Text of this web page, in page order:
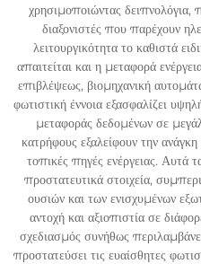
χρησιμοποιώντας δειπνολόγια,
διαξονιστές που παρέχουν
λειτουργικότητα το καθιστά
απαιτείται και η μεταφορά
επιβλέψεως, βιομηχανική
φωτιστική έννοια εξασφαλίζει
μεταφοράς δεδομένων σε
κατρήφους εξαλείφουν την
τοπικές πηγές ενέργειας. Αυτά
προστατευτικά στοιχεία,
ουσιών και των ενισχυμένων
αντοχή και αξιοπιστία σε
σχεδιασμός συνήθως
προστατεύσει τις ευαίσθητες